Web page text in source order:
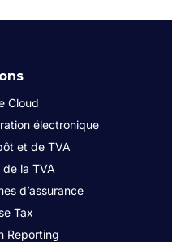
Cloud
électronique
et de TVA
la TVA
d’assurance
Tax
Reporting